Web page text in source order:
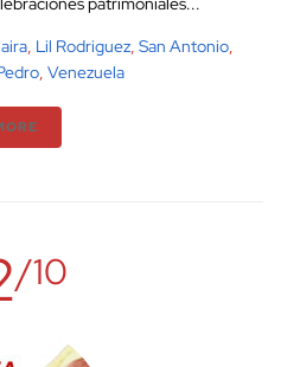
, Lil Rodriguez, San Antonio,
, Venezuela
/10